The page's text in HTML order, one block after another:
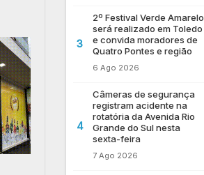
3
2º Festival Verde Amarelo
será realizado em Toledo
e convida moradores de
Quatro Pontes e região
6 Ago 2026
4
Câmeras de segurança
registram acidente na
rotatória da Avenida Rio
Grande do Sul nesta
sexta-feira
7 Ago 2026